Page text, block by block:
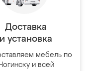
Доставка
и установка
мебель по
и всей